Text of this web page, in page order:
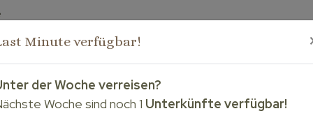
Home Camping Mieten
Minute verfügbar!
der Woche verreisen?
Woche sind noch 1 Unterkünfte verfügbar!